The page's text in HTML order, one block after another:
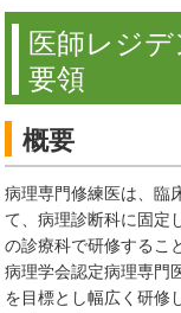
医師レジ
要領
概要
病理専門修練医は、臨
て、病理診断科に固定
の診療科で研修するこ
病理学会認定病理専門
を目標とし幅広く研修